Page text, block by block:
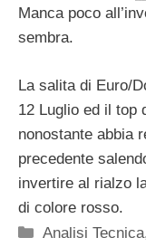
Manca poco
sembra.
La salita di Euro/
12 Luglio ed il top
nonostante abbia
precedente
invertire al rialzo
di colore rosso.
Categorie
Analisi Tecnica